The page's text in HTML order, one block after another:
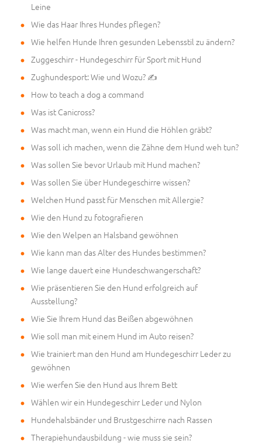
Leine
Wie das Haar Ihres Hundes pflegen?
Wie helfen Hunde Ihren gesunden Lebensstil zu ändern?
Zuggeschirr - Hundegeschirr für Sport mit Hund
Zughundesport: Wie und Wozu? ✍
How to teach a dog a command
Was ist Canicross?
Was macht man, wenn ein Hund die Höhlen gräbt?
Was soll ich machen, wenn die Zähne dem Hund weh tun?
Was sollen Sie bevor Urlaub mit Hund machen?
Was sollen Sie über Hundegeschirre wissen?
Welchen Hund passt für Menschen mit Allergie?
Wie den Hund zu fotografieren
Wie den Welpen an Halsband gewöhnen
Wie kann man das Alter des Hundes bestimmen?
Wie lange dauert eine Hundeschwangerschaft?
Wie präsentieren Sie den Hund erfolgreich auf
Ausstellung?
Wie Sie Ihrem Hund das Beißen abgewöhnen
Wie soll man mit einem Hund im Auto reisen?
Wie trainiert man den Hund am Hundegeschirr Leder zu
gewöhnen
Wie werfen Sie den Hund aus Ihrem Bett
Wählen wir ein Hundegeschirr Leder und Nylon
Hundehalsbänder und Brustgeschirre nach Rassen
Therapiehundausbildung - wie muss sie sein?